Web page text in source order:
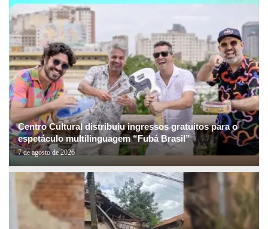
Centro Cultural distribuiu ingressos gratuitos para o
espetáculo multilinguagem “Fubá Brasil”
7 de agosto de 2026